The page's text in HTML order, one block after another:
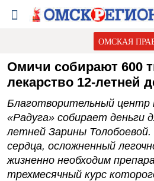
ОМСКАЯ
Омичи собирают 600
лекарство 12-летней
Благотворительный
«Радуга» собирает деньги
летней Зарины Толобоевой.
сердца, осложненный
жизненно необходим
трехмесячный курс